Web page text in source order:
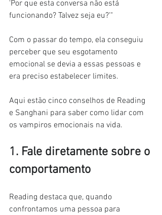
'Por que esta conversa não está
funcionando? Talvez seja eu?'"
Com o passar do tempo, ela conseguiu
perceber que seu esgotamento
emocional se devia a essas pessoas e
era preciso estabelecer limites.
Aqui estão cinco conselhos de Reading
e Sanghani para saber como lidar com
os vampiros emocionais na vida.
1. Fale diretamente sobre o
comportamento
Reading destaca que, quando
confrontamos uma pessoa para